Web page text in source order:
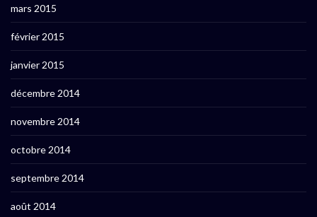
mars 2015
février 2015
janvier 2015
décembre 2014
novembre 2014
octobre 2014
septembre 2014
août 2014